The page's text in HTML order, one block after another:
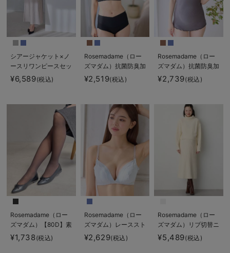
シアージャケット×ノ
ースリワンピースセッ
ト マタニティ・産後
【産後も長く着れる】
ズマダム）
¥6,589(税込)
Rosemadame（ロー
ズマダム）抗菌防臭加
工バイカラー授乳ブラ
¥2,519(税込)
Rosemadame（ロー
ズマダム）抗菌防臭加
工バイカラー授乳キャ
ミソール
¥2,739(税込)
Rosemadame（ロー
ズマダム）【80D】素
肌見えフェイクマタニ
ティタイツ【出産後も
¥1,738(税込)
Rosemadame（ロー
ズマダム）レーススト
ラップオープン授乳ブ
¥2,629(税込)
Rosemadame（ロー
ズマダム）リブ切替ニ
ットワンピ マタニテ
ィ・授乳服【産後まで
¥5,489(税込)